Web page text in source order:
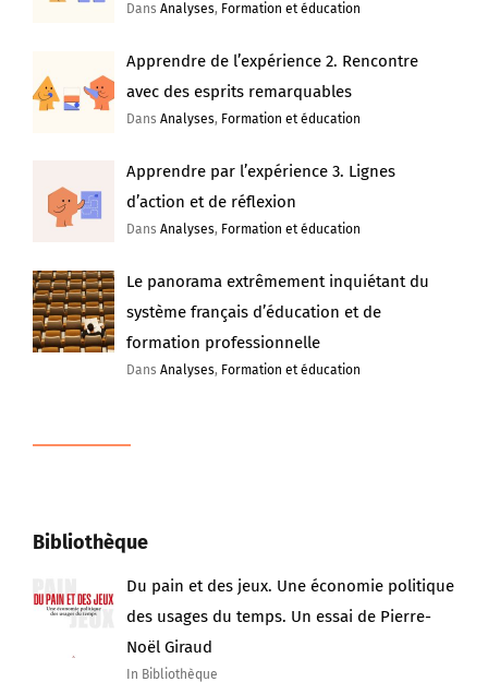
DansAnalyses, Formation et éducation
Apprendre de l’expérience 2. Rencontre
avec des esprits remarquables
DansAnalyses, Formation et éducation
Apprendre par l’expérience 3. Lignes
d’action et de réflexion
DansAnalyses, Formation et éducation
Le panorama extrêmement inquiétant du
système français d’éducation et de
formation professionnelle
DansAnalyses, Formation et éducation
Bibliothèque
Du pain et des jeux. Une économie politique
des usages du temps. Un essai de Pierre-
Noël Giraud
In Bibliothèque